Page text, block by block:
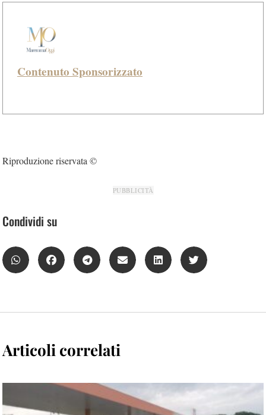
Contenuto Sponsorizzato
Riproduzione riservata ©
PUBBLICITÀ
Condividi su
Articoli correlati